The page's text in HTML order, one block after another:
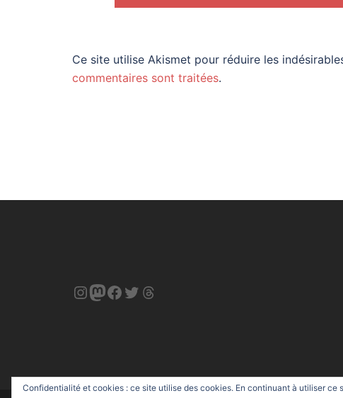
Ce site utilise Akismet pour réduire les
commentaires sont traitées.
Instagram
Mastodon
Facebook
Twitter
Threads
Confidentialité et cookies : ce site utilise des cookies. En continuant à utiliser ce